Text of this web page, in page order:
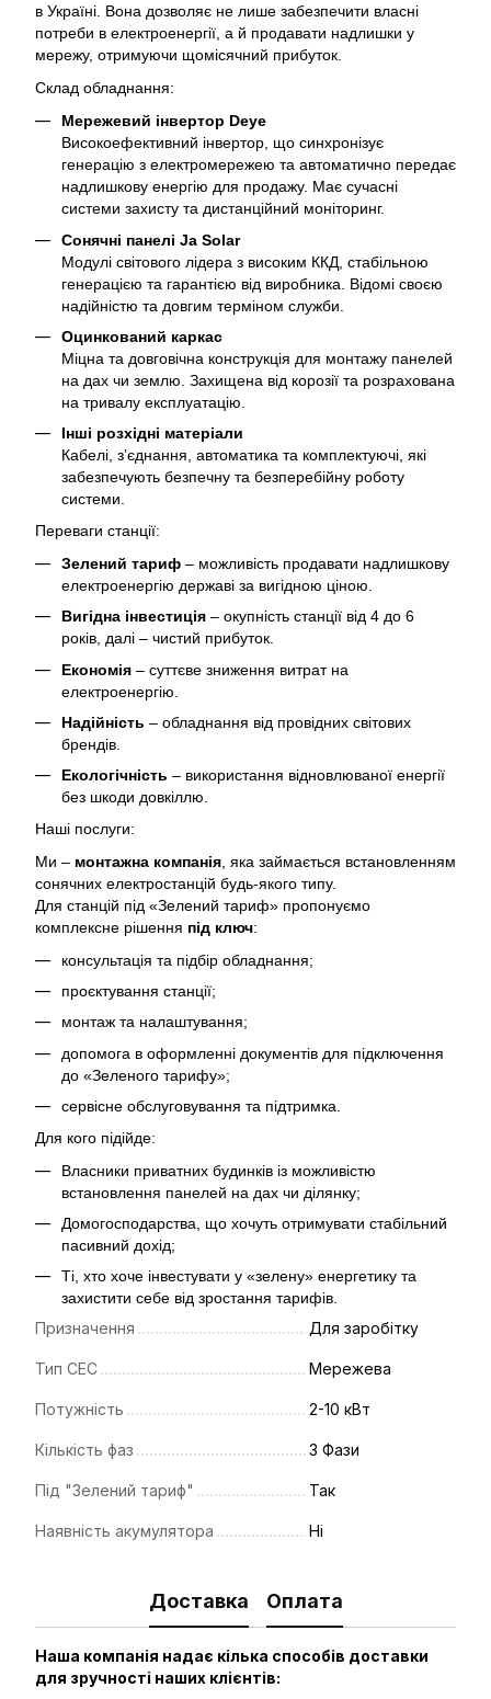
в Україні. Вона дозволяє не лише забезпечити власні
потреби в електроенергії, а й продавати надлишки у
мережу, отримуючи щомісячний прибуток.
Склад обладнання:
Мережевий інвертор Deye
Високоефективний інвертор, що синхронізує
генерацію з електромережею та автоматично передає
надлишкову енергію для продажу. Має сучасні
системи захисту та дистанційний моніторинг.
Сонячні панелі Ja Solar
Модулі світового лідера з високим ККД, стабільною
генерацією та гарантією від виробника. Відомі своєю
надійністю та довгим терміном служби.
Оцинкований каркас
Міцна та довговічна конструкція для монтажу панелей
на дах чи землю. Захищена від корозії та розрахована
на тривалу експлуатацію.
Інші розхідні матеріали
Кабелі, з’єднання, автоматика та комплектуючі, які
забезпечують безпечну та безперебійну роботу
системи.
Переваги станції:
Зелений тариф – можливість продавати надлишкову
електроенергію державі за вигідною ціною.
Вигідна інвестиція – окупність станції від 4 до 6
років, далі – чистий прибуток.
Економія – суттєве зниження витрат на
електроенергію.
Надійність – обладнання від провідних світових
брендів.
Екологічність – використання відновлюваної енергії
без шкоди довкіллю.
Наші послуги:
Ми – монтажна компанія , яка займається встановленням
сонячних електростанцій будь-якого типу.
Для станцій під «Зелений тариф» пропонуємо
комплексне рішення під ключ:
консультація та підбір обладнання;
проєктування станції;
монтаж та налаштування;
допомога в оформленні документів для підключення
до «Зеленого тарифу»;
сервісне обслуговування та підтримка.
Для кого підійде:
Власники приватних будинків із можливістю
встановлення панелей на дах чи ділянку;
Домогосподарства, що хочуть отримувати стабільний
пасивний дохід;
Ті, хто хоче інвестувати у «зелену» енергетику та
захистити себе від зростання тарифів.
Призначення Для заробітку
Тип СЕС Мережева
Потужність 2-10 кВт
Кількість фаз 3 Фази
Під "Зелений тариф" Так
Наявність акумулятора Ні
Доставка Оплата
Наша компанія надає кілька способів доставки
для зручності наших клієнтів: